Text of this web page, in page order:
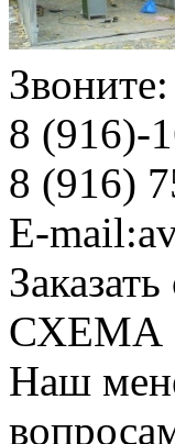
Звоните:
8 (916)-
8 (916)
E-mail:
СХЕМА
Наш